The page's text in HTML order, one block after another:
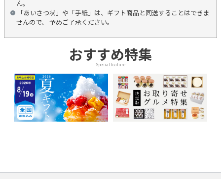
ん。
「あいさつ状」や「手紙」は、ギフト商品と同送することはできま
せんので、 予めご了承ください。
おすすめ特集
Special feature